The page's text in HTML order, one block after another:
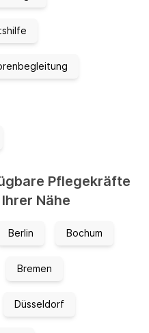
Pflegekräfte
Nähe
Berlin Bochum
Bremen
Düsseldorf